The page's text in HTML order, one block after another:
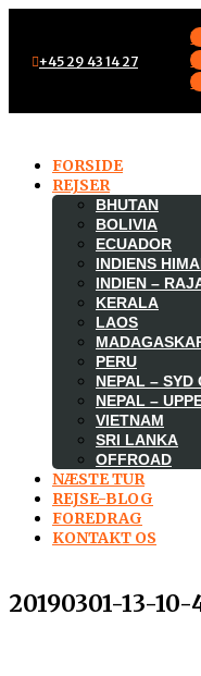
+45 29 43 14 27
FORSIDE
REJSER
BHUTAN
BOLIVIA
ECUADOR
INDIENS
INDIEN –
KERALA
LAOS
PERU
NEPAL – SYD
NEPAL –
VIETNAM
SRI LANKA
OFFROAD
NÆSTE TUR
REJSE-BLOG
FOREDRAG
KONTAKT OS
20190301-13-10-